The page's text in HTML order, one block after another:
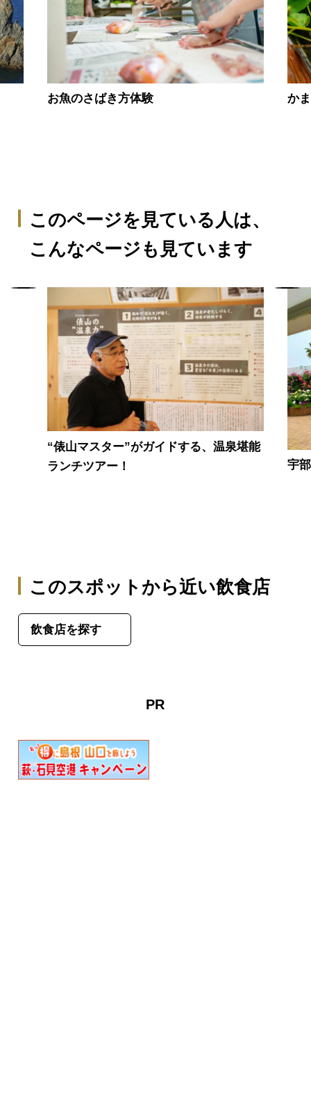
お魚のさばき方体験 か
このページを見ている人は、
こんなページも見ています
“俵山マスター”がガイドする、温泉堪能
ランチツアー！
宇
このスポットから近い飲食店
飲食店を探す
PR